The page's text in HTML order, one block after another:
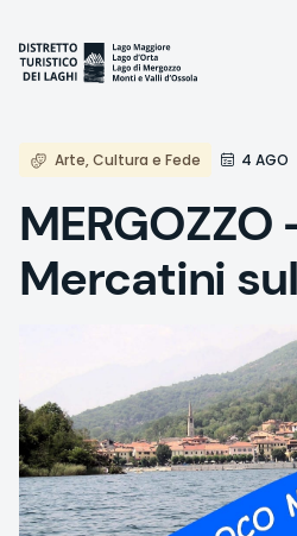
Inhalt
Arte, Cultura e Fede 4 AGO
MERGOZZO
Mercatini